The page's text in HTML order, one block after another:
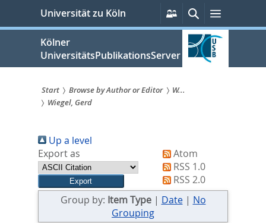
springen
Universität zu Köln
Persönliche
Services
SucheMenü
Kölner
UniversitätsPublikationsServer
Sie
sind
hier:
Start Browse by Author or Editor
W...
Wiegel, Gerd
Up a level
Export as
Atom
RSS 1.0
RSS 2.0
Group by: Item Type| Date| No
Grouping